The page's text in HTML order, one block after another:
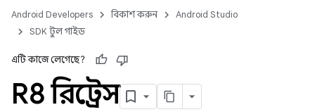
Android Developers বিকাশ করুন
Android Studio
SDK টুল গাইড
এটি কাজে লেগেছে?
R8 রিট্রেস